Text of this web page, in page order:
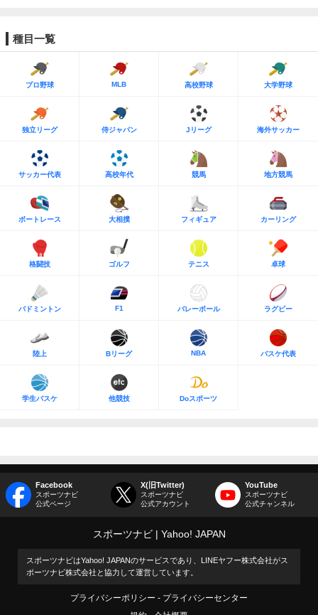
種目一覧
プロ野球 MLB 高校野球 大学野球
独立リーグ 侍ジャパン Jリーグ 海外サッカー
サッカー代表 高校年代 競馬 地方競馬
ボートレース 大相撲 フィギュア カーリング
格闘技 ゴルフ テニス 卓球
バドミントン F1 バレーボール ラグビー
陸上 Bリーグ NBA バスケ代表
学生バスケ 他競技 Doスポーツ
Facebook
スポーツナビ
公式ページ
X(旧Twitter)
スポーツナビ
公式アカウント
YouTube
スポーツナビ
公式チャンネル
スポーツナビ Yahoo! JAPAN
スポーツナビはYahoo! JAPANのサービスであり、LINEヤフー株式会社がス
ポーツナビ株式会社と協力して運営しています。
プライバシーポリシー
プライバシーセンター